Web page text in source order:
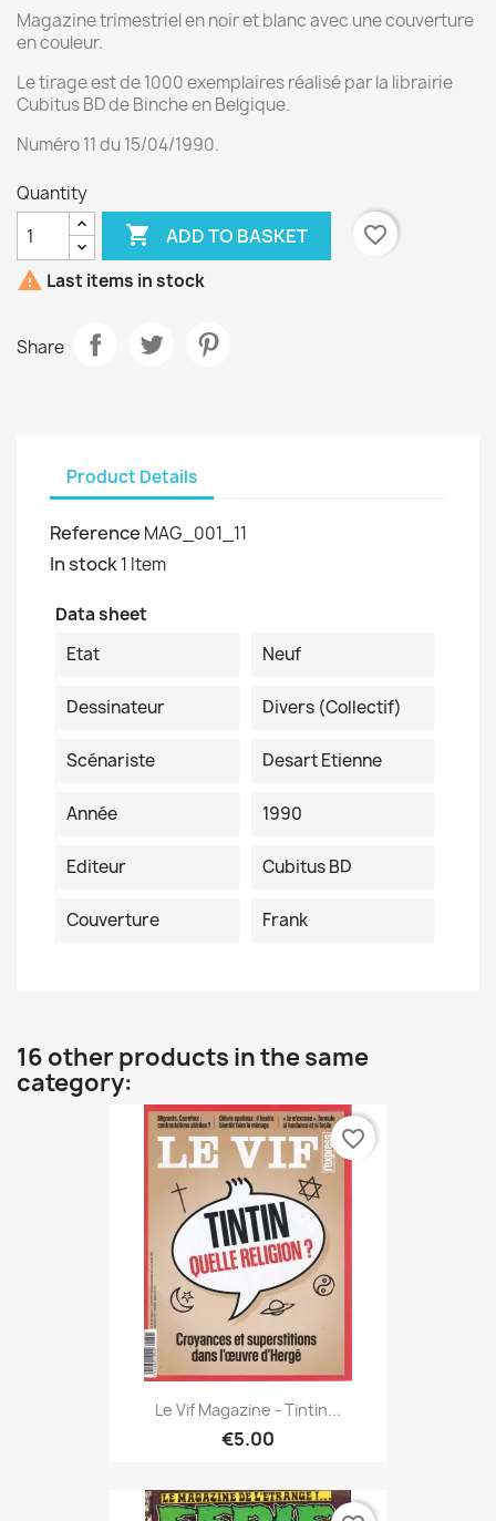
Magazine trimestriel en noir et blanc avec une couverture
en couleur.
Le tirage est de 1000 exemplaires réalisé par la librairie
Cubitus BD de Binche en Belgique.
Numéro 11 du 15/04/1990.
Quantity
 ADD TO BASKET
favorite_border
 Last items in stock
Share
Product Details
Reference MAG_001_11
In stock1 Item
Data sheet
Etat
Neuf
Dessinateur Divers (collectif)
Scénariste Desart Etienne
Année 1990
Editeur Cubitus BD
Couverture Frank
16 other products in the same
category:
Le Vif Magazine - Tintin...
€5.00
favorite_border